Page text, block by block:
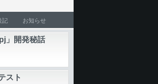
記 お知らせ
」開発秘話
スト